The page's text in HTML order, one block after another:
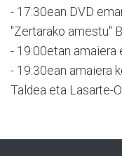
- 17:30ean DVD
"Zertarako amestu"
- 19:00etan amaiera
- 19:30ean amaiera
Taldea eta Lasarte-